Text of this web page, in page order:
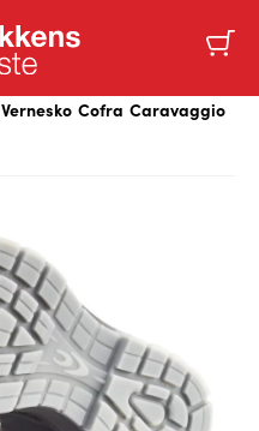
Vernesko Cofra Caravaggio